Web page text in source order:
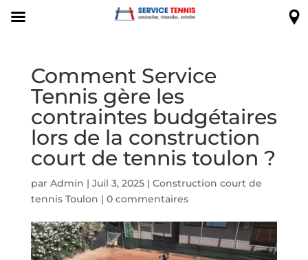
Comment Service
Tennis gère les
contraintes budgétaires
lors de la construction
court de tennis toulon ?
par Admin | Juil 3, 2025| Construction court de
tennis Toulon | 0 commentaires